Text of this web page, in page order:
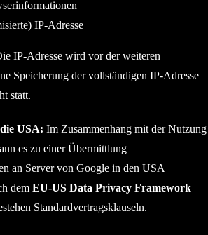
IP-Adresse
IP-Adresse wird vor der weiteren
Speicherung der vollständigen IP-Adresse
statt.
USA: Im Zusammenhang mit der Nutzung
es zu einer Übermittlung
an Server von Google in den USA
dem EU-US Data Privacy Framework
Standardvertragsklauseln.